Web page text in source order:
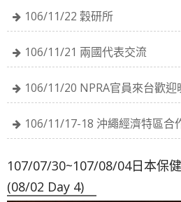
106/11/22 穀研所
106/11/21 兩國代表交流
106/11/20 NPRA官員來台歡迎
106/11/17-18 沖繩經濟特區合
107/07/30~107/08/04日本保
(08/02 Day 4)